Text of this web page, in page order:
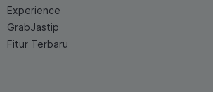
Experience
GrabJastip
Fitur Terbaru